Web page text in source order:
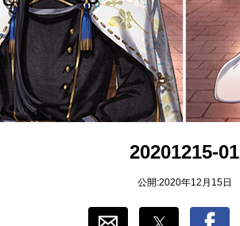
20201215-01
公開:2020年12月15日